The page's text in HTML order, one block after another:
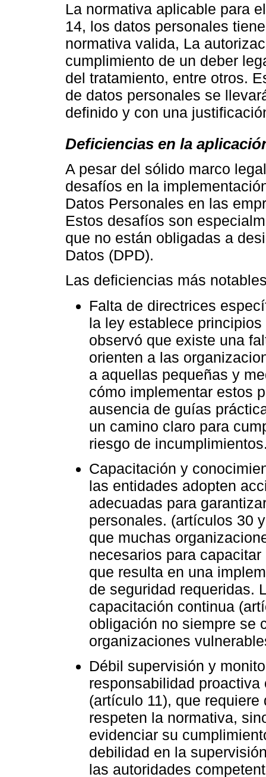
La normativa aplicable para
14, los datos personales
normativa valida, La
cumplimiento de un deber
del tratamiento, entre otros.
de datos personales se
definido y con una
Deficiencias en la
A pesar del sólido marco
desafíos en la
Datos Personales en las
Estos desafíos son
que no están obligadas a
Datos (DPD).
Las deficiencias más
Falta de directrices
la ley establece
observó que existe una
orienten a las
a aquellas pequeñas y
cómo implementar estos
ausencia de guías
un camino claro para
riesgo de
Capacitación y
las entidades adopten
adecuadas para
personales. (artículos 30
que muchas
necesarios para
que resulta en una
de seguridad requeridas.
capacitación continua
obligación no siempre se
organizaciones
Débil supervisión y
responsabilidad
(artículo 11), que
respeten la normativa,
evidenciar su
debilidad en la
las autoridades